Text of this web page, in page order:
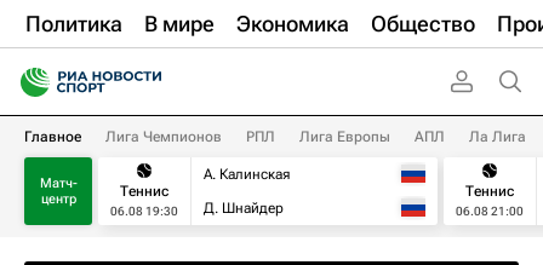
Политика В мире Экономика Общество
Главное Лига Чемпионов РПЛ Лига Европы АПЛ Ла Лига
Матч-
центр
Теннис
06.08 19:30
А. Калинская
Д. Шнайдер
Теннис
06.08 21:00